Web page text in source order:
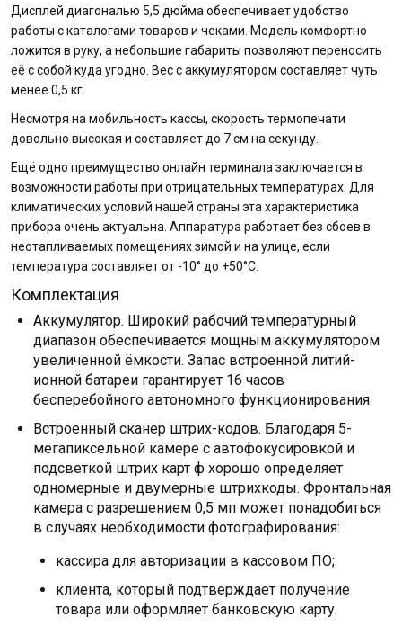
Дисплей диагональю 5,5 дюйма обеспечивает удобство
работы с каталогами товаров и чеками. Модель комфортно
ложится в руку, а небольшие габариты позволяют переносить
её с собой куда угодно. Вес с аккумулятором составляет чуть
менее 0,5 кг.
Несмотря на мобильность кассы, скорость термопечати
довольно высокая и составляет до 7 см на секунду.
Ещё одно преимущество онлайн терминала заключается в
возможности работы при отрицательных температурах. Для
климатических условий нашей страны эта характеристика
прибора очень актуальна. Аппаратура работает без сбоев в
неотапливаемых помещениях зимой и на улице, если
температура составляет от -10° до +50°С.
Комплектация
Аккумулятор. Широкий рабочий температурный
диапазон обеспечивается мощным аккумулятором
увеличенной ёмкости. Запас встроенной литий-
ионной батареи гарантирует 16 часов
бесперебойного автономного функционирования.
Встроенный сканер штрих-кодов. Благодаря 5-
мегапиксельной камере с автофокусировкой и
подсветкой штрих карт ф хорошо определяет
одномерные и двумерные штрихкоды. Фронтальная
камера с разрешением 0,5 мп может понадобиться
в случаях необходимости фотографирования:
кассира для авторизации в кассовом ПО;
клиента, который подтверждает получение
товара или оформляет банковскую карту.